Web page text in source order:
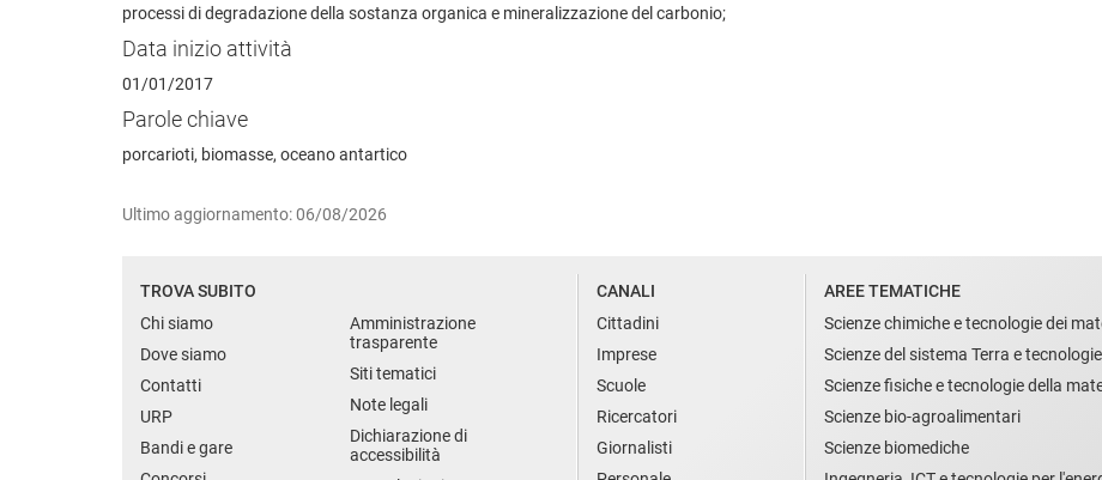
processi di degradazione della sostanza organica e mineralizzazione del carbonio;
Data inizio attività
01/01/2017
Parole chiave
porcarioti, biomasse, oceano antartico
Ultimo aggiornamento: 06/08/2026
TROVA SUBITO
Chi siamo
Dove siamo
Contatti
URP
Bandi e gare
Amministrazione
trasparente
Siti tematici
Note legali
Dichiarazione di
accessibilità
CANALI
Cittadini
Imprese
Scuole
Ricercatori
Giornalisti
AREE TEMATICHE
Scienze chimiche e tecnologie dei
Scienze del sistema Terra e
Scienze fisiche e tecnologie della
Scienze bio-agroalimentari
Scienze biomediche